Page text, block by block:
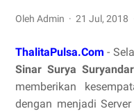
Oleh Admin 21 Jul, 2018
ThalitaPulsa.Com -
Sinar Surya
memberikan
dengan menjadi